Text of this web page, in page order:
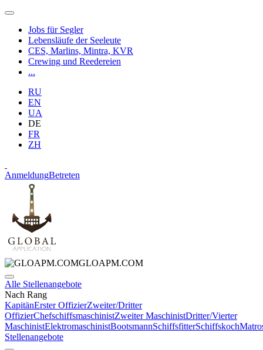
Jobs für Segler
Lebensläufe der Seeleute
CES, Marlins, Mintra, KVR
Crewing und Reedereien
...
RU
EN
UA
DE
FR
ZH
AnmeldungBetreten
GLOAPM.COM
Alle Stellenangebote
Nach Rang
KapitänErster OffizierZweiter/Dritter
OffizierChefschiffsmaschinistZweiter MaschinistDritter/Vierter
MaschinistElektromaschinistBootsmannSchiffsfitterSchiffskoch
Stellenangebote